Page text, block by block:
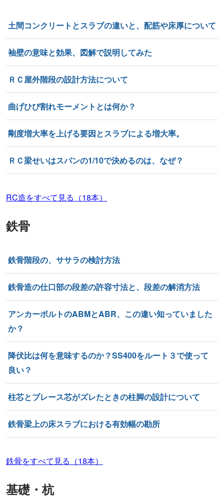
土間コンクリートとスラブの違いと、配筋や床厚について
袖壁の意味と効果、図解で説明してみた
ＲＣ屋外階段の設計方法について
曲げひび割れモーメントとは何か？
剛度増大率を上げる要因とスラブによる増大率。
ＲＣ梁せいはスパンの1/10で決めるのは、なぜ？
RC造をすべて見る（18本）
鉄骨
鉄骨階段の、ササラの検討方法
鉄骨造の仕口部の段差の許容寸法と、段差の解消方法
アンカーボルトのABMとABR、この違い知っていました
か？
降伏比は何を意味するのか？SS400をルート３で使って
良い？
柱芯とブレース芯がズレたときの柱脚の設計について
鉄骨梁上の床スラブにおける有効幅の勘所
鉄骨をすべて見る（18本）
基礎・杭